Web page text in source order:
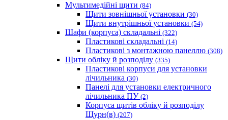
Мультимедійні щити (84)
Щити зовнішньої установки (30)
Щити внутрішньої установки (54)
Шафи (корпуса) складальні (322)
Пластикові складальні (14)
Пластикові з монтажною панеллю (308)
Щити обліку й розподілу (335)
Пластикові корпуси для установки
лічильника (30)
Панелі для установки електричного
лічильника ПУ (2)
Корпуса щитів обліку й розподілу
Щурн(в) (207)